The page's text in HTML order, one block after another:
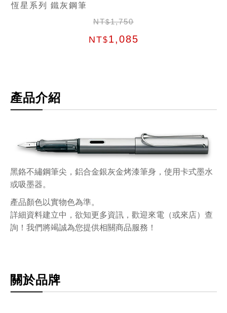
恆星系列 鐵灰鋼筆
NT$1,750
NT$1,085
產品介紹
黑鉻不繡鋼筆尖，鋁合金銀灰金烤漆筆身，使用卡式墨水
或吸墨器。
產品顏色以實物色為準。
詳細資料建立中，欲知更多資訊，歡迎來電（或來店）查
詢！我們將竭誠為您提供相關商品服務！
關於品牌